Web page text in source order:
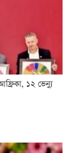
১২ ভেন্যু